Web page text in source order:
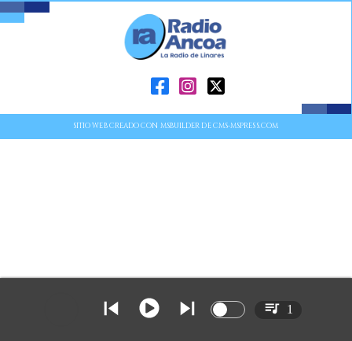
SITIO WEB CREADO CON MSBUILDER DE CMS-MSPRESS.COM
1